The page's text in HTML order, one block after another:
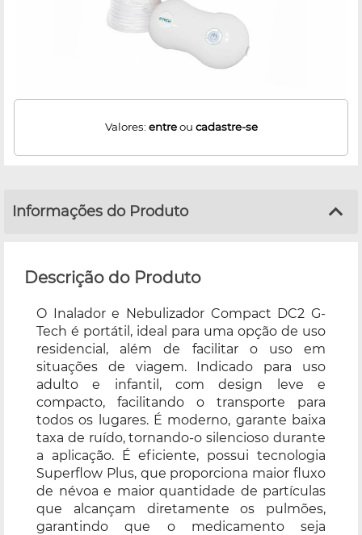
Valores: entreou cadastre-se
Informações do Produto
Descrição do Produto
O Inalador e Nebulizador Compact DC2 G-
Tech é portátil, ideal para uma opção de uso
residencial, além de facilitar o uso em
situações de viagem. Indicado para uso
adulto e infantil, com design leve e
compacto, facilitando o transporte para
todos os lugares. É moderno, garante baixa
taxa de ruído, tornando-o silencioso durante
a aplicação. É eficiente, possui tecnologia
Superflow Plus, que proporciona maior fluxo
de névoa e maior quantidade de partículas
que alcançam diretamente os pulmões,
garantindo que o medicamento seja